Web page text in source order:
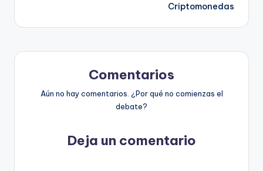
Criptomonedas
Comentarios
Aún no hay comentarios. ¿Por qué no comienzas el
debate?
Deja un comentario